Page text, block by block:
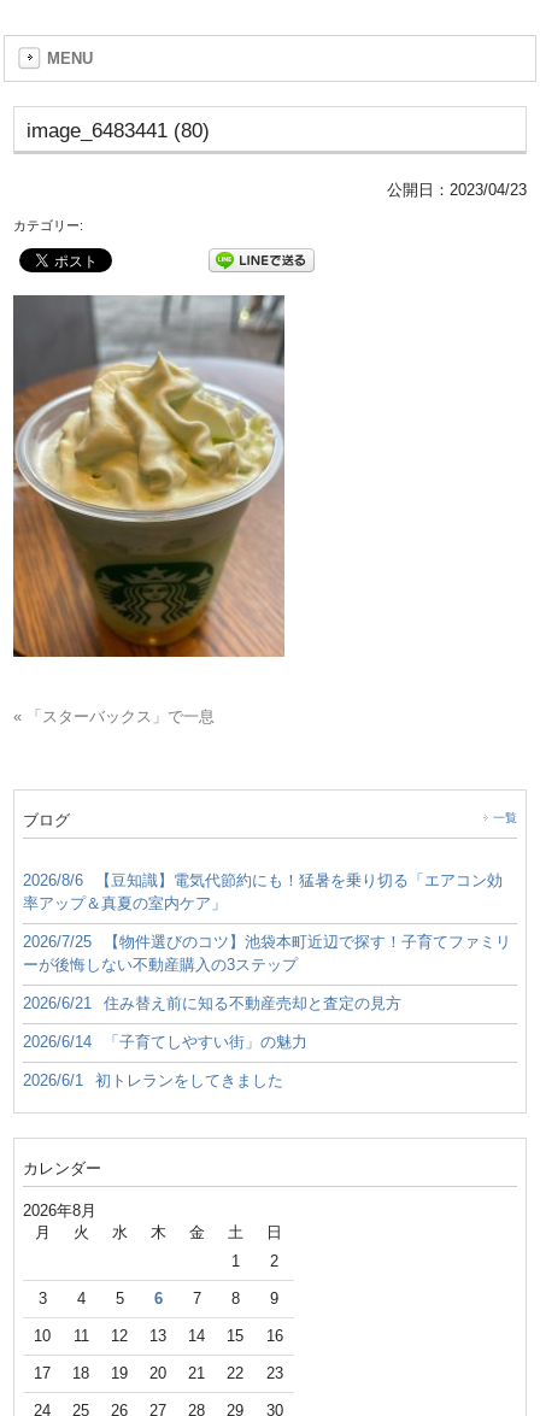
MENU
image_6483441 (80)
公開日： 2023/04/23
カテゴリー:
« 「スターバックス」で一息
ブログ 一覧
2026/8/6
【豆知識】電気代節約にも！猛暑を乗り切る「エアコン効
率アップ＆真夏の室内ケア」
2026/7/25
【物件選びのコツ】池袋本町近辺で探す！子育てファミリ
ーが後悔しない不動産購入の3ステップ
2026/6/21 住み替え前に知る不動産売却と査定の見方
2026/6/14 「子育てしやすい街」の魅力
2026/6/1 初トレランをしてきました
カレンダー
2026年8月
月 火 水 木 金 土 日
1 2
3 4 5 6 7 8 9
10 11 12 13 14 15 16
17 18 19 20 21 22 23
24 25 26 27 28 29 30